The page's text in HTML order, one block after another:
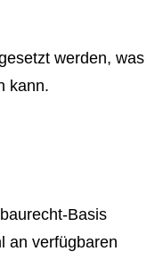
werden, was
kann.
Basis
an verfügbaren